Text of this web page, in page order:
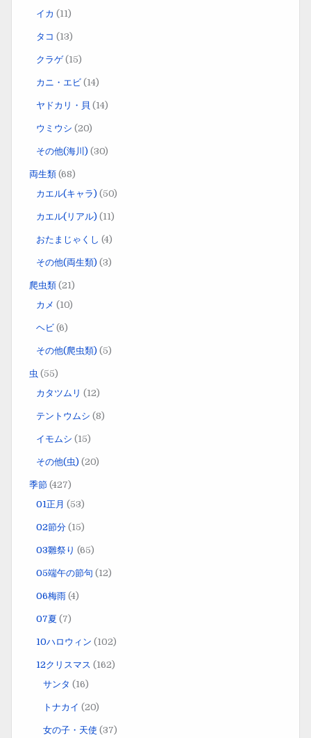
イカ (11)
タコ (13)
クラゲ(15)
カニ・エビ (14)
ヤドカリ・貝 (14)
ウミウシ (20)
その他(海川) (30)
両生類 (68)
カエル(キャラ) (50)
カエル(リアル) (11)
おたまじゃくし (4)
その他(両生類) (3)
爬虫類 (21)
カメ (10)
ヘビ (6)
その他(爬虫類) (5)
虫 (55)
カタツムリ (12)
テントウムシ (8)
イモムシ (15)
その他(虫) (20)
季節 (427)
01正月 (53)
02節分 (15)
03雛祭り (65)
05端午の節句 (12)
06梅雨 (4)
07夏 (7)
10ハロウィン (102)
12クリスマス (162)
サンタ (16)
トナカイ (20)
女の子・天使 (37)